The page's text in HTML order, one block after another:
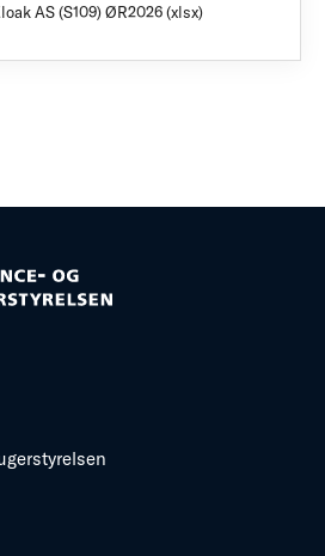
AS (S109) ØR2026 (xlsx)